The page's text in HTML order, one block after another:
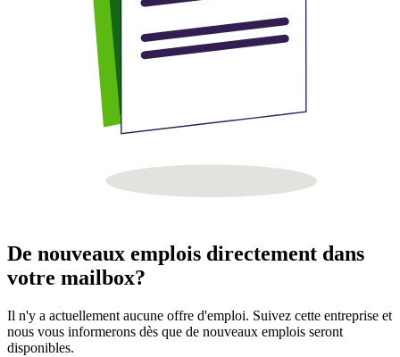
De nouveaux emplois directement dans
votre mailbox?
Il n'y a actuellement aucune offre d'emploi. Suivez cette entreprise et
nous vous informerons dès que de nouveaux emplois seront
disponibles.